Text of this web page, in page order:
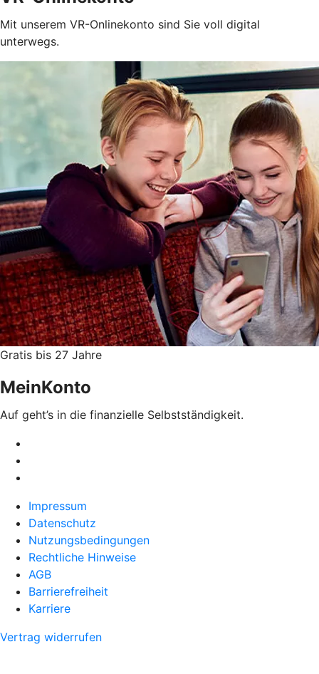
Mit unserem VR-Onlinekonto sind Sie voll digital
unterwegs.
Gratis bis 27 Jahre
MeinKonto
Auf geht’s in die finanzielle Selbstständigkeit.
Impressum
Datenschutz
Nutzungsbedingungen
Rechtliche Hinweise
AGB
Barrierefreiheit
Karriere
Vertrag widerrufen